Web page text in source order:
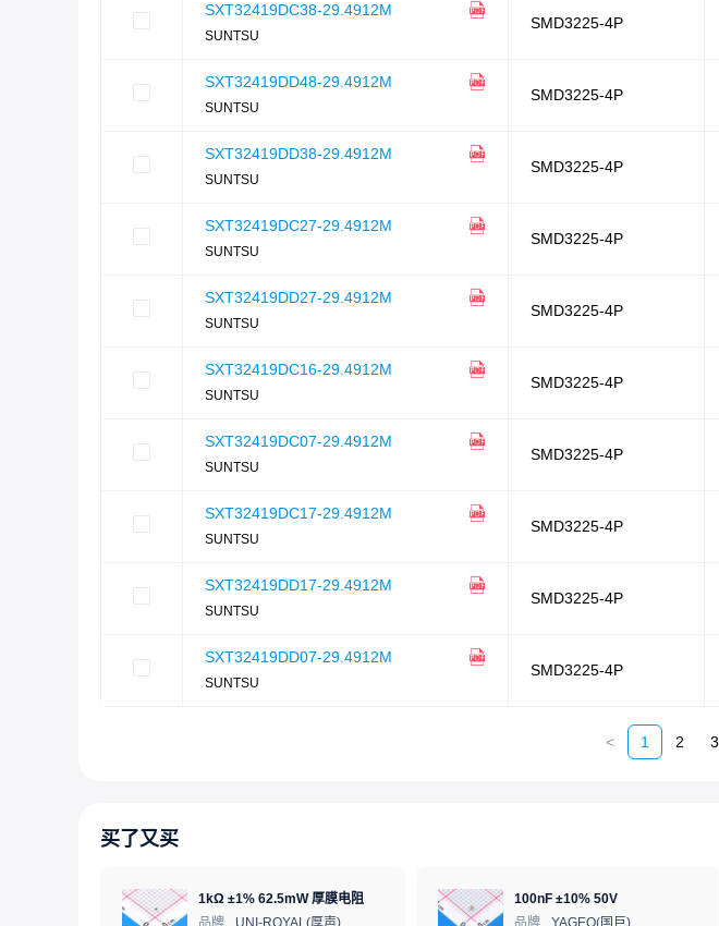
SXT32419DC38-29.4912M
SUNTSU
SMD3225-4P
SXT32419DD48-29.4912M
SUNTSU
SMD3225-4P
SXT32419DD38-29.4912M
SUNTSU
SMD3225-4P
SXT32419DC27-29.4912M
SUNTSU
SMD3225-4P
SXT32419DD27-29.4912M
SUNTSU
SMD3225-4P
SXT32419DC16-29.4912M
SUNTSU
SMD3225-4P
SXT32419DC07-29.4912M
SUNTSU
SMD3225-4P
SXT32419DC17-29.4912M
SUNTSU
SMD3225-4P
SXT32419DD17-29.4912M
SUNTSU
SMD3225-4P
SXT32419DD07-29.4912M
SUNTSU
SMD3225-4P
< 1 2 3
买了又买
1kΩ ±1% 62.5mW 厚膜电阻
品牌
UNI-ROYAL(厚声)
100nF ±10% 50V
品牌
YAGEO(国巨)